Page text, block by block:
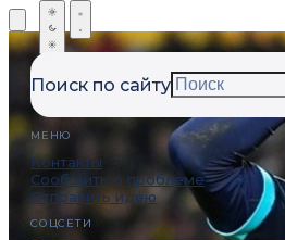
Поиск по сайту
МЕНЮ
Контакты
Сообщить о проблеме
Отправить идею
СОЦСЕТИ